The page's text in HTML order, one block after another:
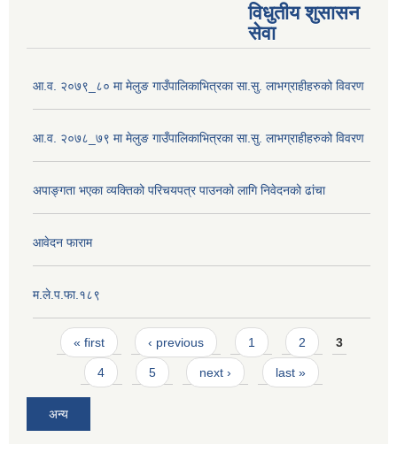
विधुतीय शुसासन
सेवा
आ.व. २०७९_८० मा मेलुङ गाउँपालिकाभित्रका सा.सु. लाभग्राहीहरुको विवरण
आ.व. २०७८_७९ मा मेलुङ गाउँपालिकाभित्रका सा.सु. लाभग्राहीहरुको विवरण
अपाङ्गता भएका व्यक्तिको परिचयपत्र पाउनको लागि निवेदनको ढांचा
आवेदन फाराम
म.ले.प.फा.१८९
Pages
« first ‹ previous 1 2 3
4 5 next › last »
अन्य